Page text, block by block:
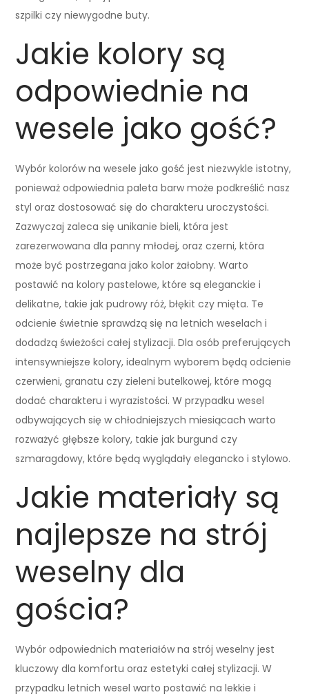
szpilki czy niewygodne buty.
Jakie kolory są
odpowiednie na
wesele jako gość?
Wybór kolorów na wesele jako gość jest niezwykle istotny,
ponieważ odpowiednia paleta barw może podkreślić nasz
styl oraz dostosować się do charakteru uroczystości.
Zazwyczaj zaleca się unikanie bieli, która jest
zarezerwowana dla panny młodej, oraz czerni, która
może być postrzegana jako kolor żałobny. Warto
postawić na kolory pastelowe, które są eleganckie i
delikatne, takie jak pudrowy róż, błękit czy mięta. Te
odcienie świetnie sprawdzą się na letnich weselach i
dodadzą świeżości całej stylizacji. Dla osób preferujących
intensywniejsze kolory, idealnym wyborem będą odcienie
czerwieni, granatu czy zieleni butelkowej, które mogą
dodać charakteru i wyrazistości. W przypadku wesel
odbywających się w chłodniejszych miesiącach warto
rozważyć głębsze kolory, takie jak burgund czy
szmaragdowy, które będą wyglądały elegancko i stylowo.
Jakie materiały są
najlepsze na strój
weselny dla
gościa?
Wybór odpowiednich materiałów na strój weselny jest
kluczowy dla komfortu oraz estetyki całej stylizacji. W
przypadku letnich wesel warto postawić na lekkie i